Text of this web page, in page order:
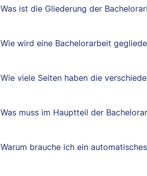
Was ist die Gliederung der
Wie wird eine Bachelorarbeit
Wie viele Seiten haben die
Was muss im Hauptteil der
Warum brauche ich ein